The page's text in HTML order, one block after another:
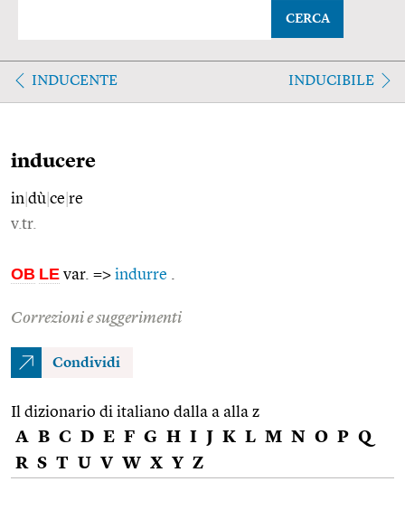
CERCA
INDUCENTE INDUCIBILE
inducere
in dù ce re
v.tr.
OB LE var. => indurre
Correzioni e suggerimenti
Condividi
Il dizionario di italiano dalla a alla z
A B C D E F G H I J K L M N O P Q
R S T U V W X Y Z